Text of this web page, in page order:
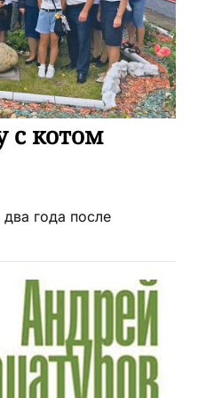
с котом
года после